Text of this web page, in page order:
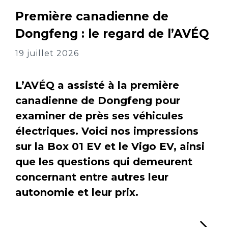
Première canadienne de
Dongfeng : le regard de l’AVÉQ
19 juillet 2026
L’AVÉQ a assisté à la première
canadienne de Dongfeng pour
examiner de près ses véhicules
électriques. Voici nos impressions
sur la Box 01 EV et le Vigo EV, ainsi
que les questions qui demeurent
concernant entre autres leur
autonomie et leur prix.